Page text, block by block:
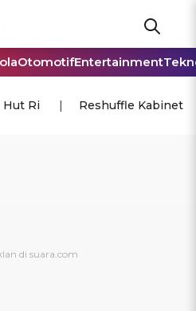
OtomotifEntertainment
Hut Ri Reshuffle Kabinet